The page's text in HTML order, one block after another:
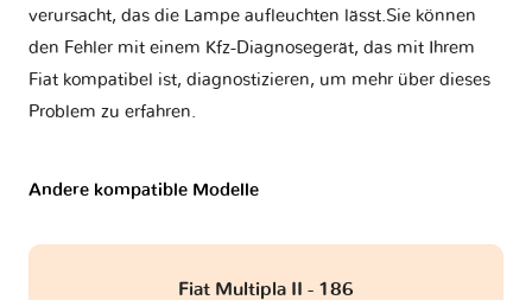
verursacht, das die Lampe aufleuchten lässt.Sie können
den Fehler mit einem Kfz-Diagnosegerät, das mit Ihrem
Fiat kompatibel ist, diagnostizieren, um mehr über dieses
Problem zu erfahren.
Andere kompatible Modelle
Fiat Multipla II - 186